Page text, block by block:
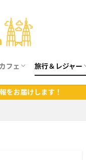
フェ 旅行＆レジャー
レジャー情報
旅行情報
をお届けします！